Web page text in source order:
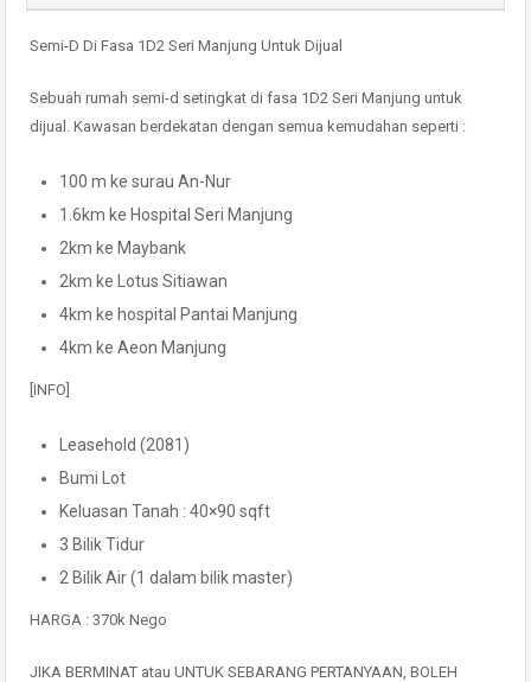
Semi-D Di Fasa 1D2 Seri Manjung Untuk Dijual
Sebuah rumah semi-d setingkat di fasa 1D2 Seri Manjung untuk
dijual. Kawasan berdekatan dengan semua kemudahan seperti :
100 m ke surau An-Nur
1.6km ke Hospital Seri Manjung
2km ke Maybank
2km ke Lotus Sitiawan
4km ke hospital Pantai Manjung
4km ke Aeon Manjung
[INFO]
Leasehold (2081)
Bumi Lot
Keluasan Tanah : 40×90 sqft
3 Bilik Tidur
2 Bilik Air (1 dalam bilik master)
HARGA : 370k Nego
JIKA BERMINAT atau UNTUK SEBARANG PERTANYAAN, BOLEH